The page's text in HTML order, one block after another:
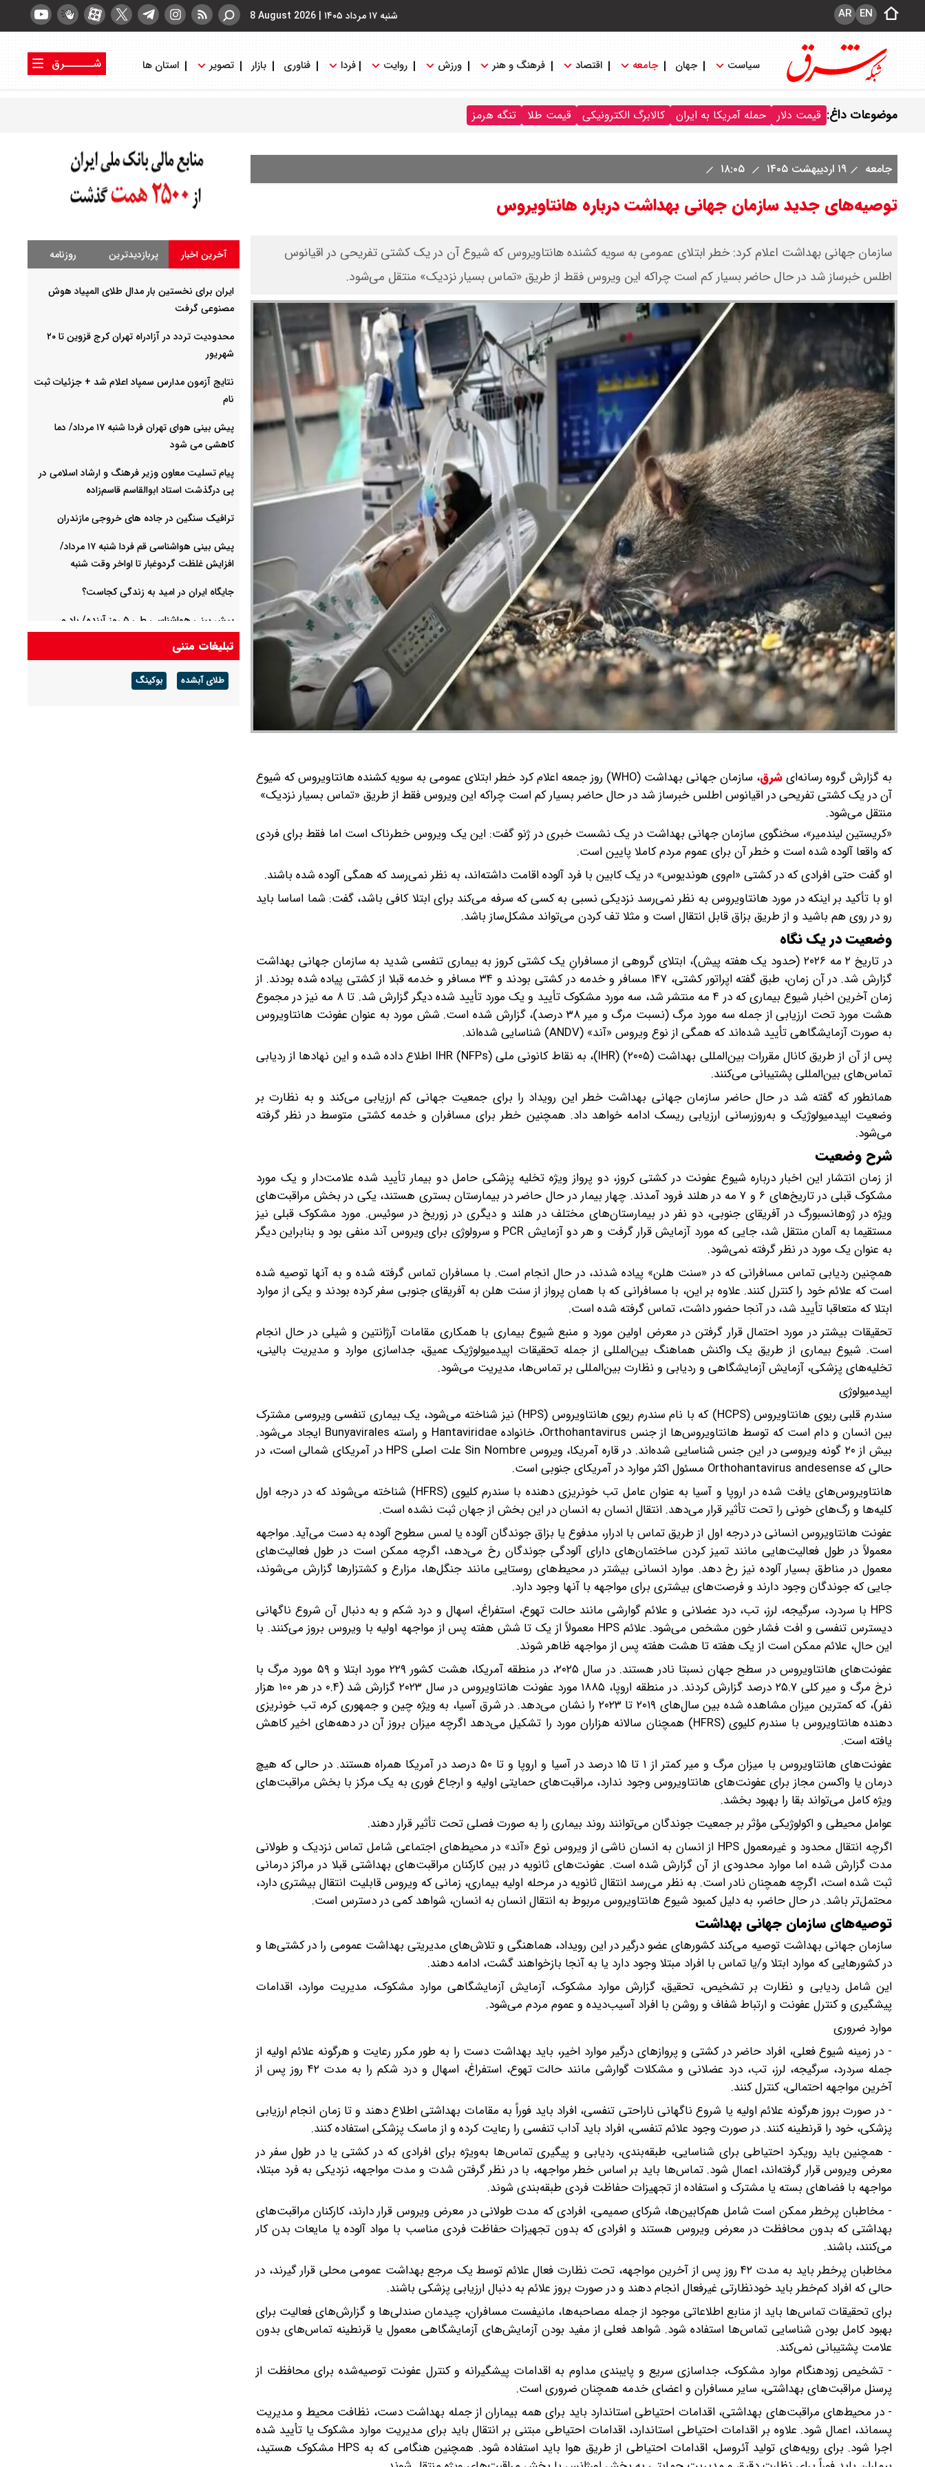
شنبه ۱۷ مرداد ۱۴۰۵ |
8 August 2026 EN
AR
سیاست جهان جامعه اقتصاد فرهنگ و هنر ورزش روایت فردا فناوری بازار تصویر استان ها
شــــــرق
موضوعات داغ: قیمت دلار حمله آمریکا به ایران کالابرگ الکترونیکی قیمت طلا تنگه هرمز
جامعه ۱۹ اردیبهشت ۱۴۰۵
توصیه‌های جدید سازمان جهانی بهداشت درباره هانتاویروس
سازمان جهانی بهداشت اعلام کرد: خطر ابتلای عمومی به سویه کشنده هانتاویروس که شیوع آن در یک کشتی تفریحی در اقیانوس
اطلس خبرساز شد در حال حاضر بسیار کم است چراکه این ویروس فقط از طریق «تماس بسیار نزدیک» منتقل می‌شود.
به گزارش گروه رسانه‌ایشرق،
سازمان جهانی بهداشت (WHO) روز جمعه اعلام کرد خطر ابتلای عمومی به سویه کشنده هانتاویروس که شیوع
آن در یک کشتی تفریحی در اقیانوس اطلس خبرساز شد در حال حاضر بسیار کم است چراکه این ویروس فقط از طریق «تماس بسیار نزدیک»
منتقل می‌شود.
«کریستین لیندمیر»، سخنگوی سازمان جهانی بهداشت در یک نشست خبری در ژنو گفت: این یک ویروس خطرناک است اما فقط برای فردی
که واقعا آلوده شده است و خطر آن برای عموم مردم کاملا پایین است.
او گفت حتی افرادی که در کشتی «ام‌وی هوندیوس» در یک کابین با فرد آلوده اقامت داشته‌اند، به نظر نمی‌رسد که همگی آلوده شده باشند.
او با تأکید بر اینکه در مورد هانتاویروس به نظر نمی‌رسد نزدیکی نسبی به کسی که سرفه می‌کند برای ابتلا کافی باشد، گفت: شما اساسا باید
رو در روی هم باشید و از طریق بزاق قابل انتقال است و مثلا تف کردن می‌تواند مشکل‌ساز باشد.
وضعیت در یک نگاه
در تاریخ ۲ مه ۲۰۲۶ (حدود یک هفته پیش)،‌ ابتلای گروهی از مسافرانِ یک کشتی کروز به بیماری تنفسی شدید به سازمان جهانی بهداشت
گزارش شد. در آن زمان، طبق گفته اپراتور کشتی، ۱۴۷ مسافر و خدمه در کشتی بودند و ۳۴ مسافر و خدمه قبلا از کشتی پیاده شده بودند. از
زمان آخرین اخبار شیوع بیماری که در ۴ مه منتشر شد، سه مورد مشکوک تأیید و یک مورد تأیید شده دیگر گزارش شد. تا ۸ مه نیز در مجموع
هشت مورد تحت ارزیابی از جمله سه مورد مرگ (نسبت مرگ و میر ۳۸ درصد)، گزارش شده است. شش مورد به عنوان عفونت هانتاویروس
به صورت آزمایشگاهی تأیید شده‌اند که همگی از نوع ویروس «آند» (ANDV) شناسایی شده‌اند.
پس از آن از طریق کانال مقررات بین‌المللی بهداشت (۲۰۰۵) (IHR)، به نقاط کانونی ملی IHR (NFPs) اطلاع داده شده و این نهادها از ردیابی
تماس‌های بین‌المللی پشتیبانی می‌کنند.
همانطور که گفته شد در حال حاضر سازمان جهانی بهداشت خطر این رویداد را برای جمعیت جهانی کم ارزیابی می‌کند و به نظارت بر
وضعیت اپیدمیولوژیک و به‌روزرسانی ارزیابی ریسک ادامه خواهد داد. همچنین خطر برای مسافران و خدمه کشتی متوسط ​​در نظر گرفته
می‌شود.
شرح وضعیت
از زمان انتشار این اخبار درباره شیوع عفونت در کشتی کروز، دو پرواز ویژه تخلیه پزشکی حامل دو بیمار تأیید شده علامت‌دار و یک مورد
مشکوک قبلی در تاریخ‌های ۶ و ۷ مه در هلند فرود آمدند. چهار بیمار در حال حاضر در بیمارستان بستری هستند، یکی در بخش مراقبت‌های
ویژه در ژوهانسبورگ در آفریقای جنوبی، دو نفر در بیمارستان‌های مختلف در هلند و دیگری در زوریخ در سوئیس. مورد مشکوک قبلی نیز
مستقیما به آلمان منتقل شد، جایی که مورد آزمایش قرار گرفت و هر دو آزمایش PCR و سرولوژی برای ویروس آند منفی بود و بنابراین دیگر
به عنوان یک مورد در نظر گرفته نمی‌شود.
همچنین ردیابی تماس مسافرانی که در «سنت هلن» پیاده شدند، در حال انجام است. با مسافران تماس گرفته شده و به آنها توصیه شده
است که علائم خود را کنترل کنند. علاوه بر این، با مسافرانی که با همان پرواز از سنت هلن به آفریقای جنوبی سفر کرده بودند و یکی از موارد
ابتلا که متعاقبا تأیید شد، در آنجا حضور داشت، تماس گرفته شده است.
تحقیقات بیشتر در مورد احتمال قرار گرفتن در معرض اولین مورد و منبع شیوع بیماری با همکاری مقامات آرژانتین و شیلی در حال انجام
است. شیوع بیماری از طریق یک واکنش هماهنگ بین‌المللی از جمله تحقیقات اپیدمیولوژیک عمیق، جداسازی موارد و مدیریت بالینی،
تخلیه‌های پزشکی، آزمایش آزمایشگاهی و ردیابی و نظارت بین‌المللی بر تماس‌ها، مدیریت می‌شود.
اپیدمیولوژی
سندرم قلبی ریوی هانتاویروس (HCPS) که با نام سندرم ریوی هانتاویروس (HPS) نیز شناخته می‌شود، یک بیماری تنفسی ویروسی مشترک
بین انسان و دام است که توسط هانتاویروس‌ها از جنس Orthohantavirus، خانواده Hantaviridae و راسته Bunyavirales ایجاد می‌شود.
بیش از ۲۰ گونه ویروسی در این جنس شناسایی شده‌اند. در قاره آمریکا، ویروس Sin Nombre علت اصلی HPS در آمریکای شمالی است، در
حالی که Orthohantavirus andesense مسئول اکثر موارد در آمریکای جنوبی است.
هانتاویروس‌های یافت شده در اروپا و آسیا به عنوان عامل تب خونریزی دهنده با سندرم کلیوی (HFRS) شناخته می‌شوند که در درجه اول
کلیه‌ها و رگ‌های خونی را تحت تأثیر قرار می‌دهد. انتقال انسان به انسان در این بخش از جهان ثبت نشده است.
عفونت هانتاویروس انسانی در درجه اول از طریق تماس با ادرار، مدفوع یا بزاق جوندگان آلوده یا لمس سطوح آلوده به دست می‌آید. مواجهه
معمولاً در طول فعالیت‌هایی مانند تمیز کردن ساختمان‌های دارای آلودگی جوندگان رخ می‌دهد، اگرچه ممکن است در طول فعالیت‌های
معمول در مناطق بسیار آلوده نیز رخ دهد. موارد انسانی بیشتر در محیط‌های روستایی مانند جنگل‌ها، مزارع و کشتزارها گزارش می‌شوند،
جایی که جوندگان وجود دارند و فرصت‌های بیشتری برای مواجهه با آنها وجود دارد.
HPS با سردرد، سرگیجه، لرز، تب، درد عضلانی و علائم گوارشی مانند حالت تهوع، استفراغ، اسهال و درد شکم و به دنبال آن شروع ناگهانی
دیسترس تنفسی و افت فشار خون مشخص می‌شود. علائم HPS معمولاً از یک تا شش هفته پس از مواجهه اولیه با ویروس بروز می‌کنند. با
این حال، علائم ممکن است از یک هفته تا هشت هفته پس از مواجهه ظاهر شوند.
عفونت‌های هانتاویروس در سطح جهان نسبتا نادر هستند. در سال ۲۰۲۵، در منطقه آمریکا، هشت کشور ۲۲۹ مورد ابتلا و ۵۹ مورد مرگ با
نرخ مرگ و میر کلی ۲۵.۷ درصد گزارش کردند. در منطقه اروپا، ۱۸۸۵ مورد عفونت هانتاویروس در سال ۲۰۲۳ گزارش شد (۰.۴ در هر ۱۰۰ هزار
نفر)، که کمترین میزان مشاهده شده بین سال‌های ۲۰۱۹ تا ۲۰۲۳ را نشان می‌دهد. در شرق آسیا، به ویژه چین و جمهوری کره، تب خونریزی
دهنده هانتاویروس با سندرم کلیوی (HFRS) همچنان سالانه هزاران مورد را تشکیل می‌دهد اگرچه میزان بروز آن در دهه‌های اخیر کاهش
یافته است.
عفونت‌های هانتاویروس با میزان مرگ و میر کمتر از ۱ تا ۱۵ درصد در آسیا و اروپا و تا ۵۰ درصد در آمریکا همراه هستند. در حالی که هیچ
درمان یا واکسن مجاز برای عفونت‌های هانتاویروس وجود ندارد، مراقبت‌های حمایتی اولیه و ارجاع فوری به یک مرکز با بخش مراقبت‌های
ویژه کامل می‌تواند بقا را بهبود بخشد.
عوامل محیطی و اکولوژیکی مؤثر بر جمعیت جوندگان می‌توانند روند بیماری را به صورت فصلی تحت تأثیر قرار دهند.
اگرچه انتقال محدود و غیرمعمول HPS از انسان به انسان ناشی از ویروس نوع «آند» در محیط‌های اجتماعی شامل تماس نزدیک و طولانی
مدت گزارش شده اما موارد محدودی از آن گزارش شده است. عفونت‌های ثانویه در بین کارکنان مراقبت‌های بهداشتی قبلا در مراکز درمانی
ثبت شده است، اگرچه همچنان نادر است. به نظر می‌رسد انتقال ثانویه در مرحله اولیه بیماری، زمانی که ویروس قابلیت انتقال بیشتری دارد،
محتمل‌تر باشد. در حال حاضر، به دلیل کمبود شیوع هانتاویروس مربوط به انتقال انسان به انسان، شواهد کمی در دسترس است.
توصیه‌های سازمان جهانی بهداشت
سازمان جهانی بهداشت توصیه می‌کند کشورهای عضو درگیر در این رویداد، هماهنگی و تلاش‌های مدیریتی بهداشت عمومی را در کشتی‌ها و
در کشورهایی که موارد ابتلا و/یا تماس با افراد مبتلا وجود دارد یا به آنجا بازخواهند گشت، ادامه دهند.
این شامل ردیابی و نظارت بر تشخیص، تحقیق، گزارش موارد مشکوک، آزمایش آزمایشگاهی موارد مشکوک، مدیریت موارد، اقدامات
پیشگیری و کنترل عفونت و ارتباط شفاف و روشن با افراد آسیب‌دیده و عموم مردم می‌شود.
موارد ضروری
- در زمینه شیوع فعلی، افراد حاضر در کشتی و پروازهای درگیر موارد اخیر، باید بهداشت دست را به طور مکرر رعایت و هرگونه علائم اولیه از
جمله سردرد، سرگیجه، لرز، تب، درد عضلانی و مشکلات گوارشی مانند حالت تهوع، استفراغ، اسهال و درد شکم را به مدت ۴۲ روز پس از
آخرین مواجهه احتمالی، کنترل کنند.
- در صورت بروز هرگونه علائم اولیه یا شروع ناگهانی ناراحتی تنفسی، افراد باید فوراً به مقامات بهداشتی اطلاع دهند و تا زمان انجام ارزیابی
پزشکی، خود را قرنطینه کنند. در صورت وجود علائم تنفسی، افراد باید آداب تنفسی را رعایت کرده و از ماسک پزشکی استفاده کنند.
- همچنین باید رویکرد احتیاطی برای شناسایی، طبقه‌بندی، ردیابی و پیگیری تماس‌ها به‌ویژه برای افرادی که در کشتی یا در طول سفر در
معرض ویروس قرار گرفته‌اند، اعمال شود. تماس‌ها باید بر اساس خطر مواجهه، با در نظر گرفتن شدت و مدت مواجهه، نزدیکی به فرد مبتلا،
مواجهه با فضاهای بسته یا مشترک و استفاده از تجهیزات حفاظت فردی طبقه‌بندی شوند.
- مخاطبان پرخطر ممکن است شامل هم‌کابین‌ها، شرکای صمیمی، افرادی که مدت طولانی در معرض ویروس قرار دارند، کارکنان مراقبت‌های
بهداشتی که بدون محافظت در معرض ویروس هستند و افرادی که بدون تجهیزات حفاظت فردی مناسب با مواد آلوده یا مایعات بدن کار
می‌کنند، باشند.
مخاطبان پرخطر باید به مدت ۴۲ روز پس از آخرین مواجهه، تحت نظارت فعال علائم توسط یک مرجع بهداشت عمومی محلی قرار گیرند، در
حالی که افراد کم‌خطر باید خودنظارتی غیرفعال انجام دهند و در صورت بروز علائم به دنبال ارزیابی پزشکی باشند.
برای تحقیقات تماس‌ها باید از منابع اطلاعاتی موجود از جمله مصاحبه‌ها، مانیفست مسافران، چیدمان صندلی‌ها و گزارش‌های فعالیت برای
بهبود کامل بودن شناسایی تماس‌ها استفاده شود. شواهد فعلی از مفید بودن آزمایش‌های آزمایشگاهی معمول یا قرنطینه تماس‌های بدون
علامت پشتیبانی نمی‌کند.
- تشخیص زودهنگام موارد مشکوک، جداسازی سریع و پایبندی مداوم به اقدامات پیشگیرانه و کنترل عفونت توصیه‌شده برای محافظت از
پرسنل مراقبت‌های بهداشتی، سایر مسافران و اعضای خدمه همچنان ضروری است.
- در محیط‌های مراقبت‌های بهداشتی، اقدامات احتیاطی استاندارد باید برای همه بیماران از جمله بهداشت دست، نظافت محیط و مدیریت
پسماند، اعمال شود. علاوه بر اقدامات احتیاطی استاندارد، اقدامات احتیاطی مبتنی بر انتقال باید برای مدیریت موارد مشکوک یا تأیید شده
اجرا شود. برای رویه‌های تولید آئروسل، اقدامات احتیاطی از طریق هوا باید استفاده شود. همچنین هنگامی که به HPS مشکوک هستید،
آخرین اخبار پربازدیدترین روزنامه
ایران برای نخستین بار مدال طلای المپیاد هوش
مصنوعی گرفت
محدودیت تردد در آزادراه تهران کرج قزوین تا ۲۰
شهریور
نتایج آزمون مدارس سمپاد اعلام شد + جزئیات ثبت
نام
پیش بینی هوای تهران فردا شنبه ۱۷ مرداد/ دما
کاهشی می شود
پیام تسلیت معاون وزیر فرهنگ و ارشاد اسلامی در
پی درگذشت استاد ابوالقاسم قاسم‌زاده
ترافیک سنگین در جاده های خروجی مازندران
پیش بینی هواشناسی قم فردا شنبه ۱۷ مرداد/
افزایش غلظت گردوغبار تا اواخر وقت شنبه
جایگاه ایران در امید به زندگی کجاست؟
پیش بینی هواشناسی طی ۵ روز آینده/ باد و
گردوخاک در بخش‌هایی از کشور
پیش بینی هوای مشهد فردا شنبه ۱۷ مرداد/ افزایش
دما از روز سه شنبه
تبلیغات متنی
طلای آبشده بوکینگ